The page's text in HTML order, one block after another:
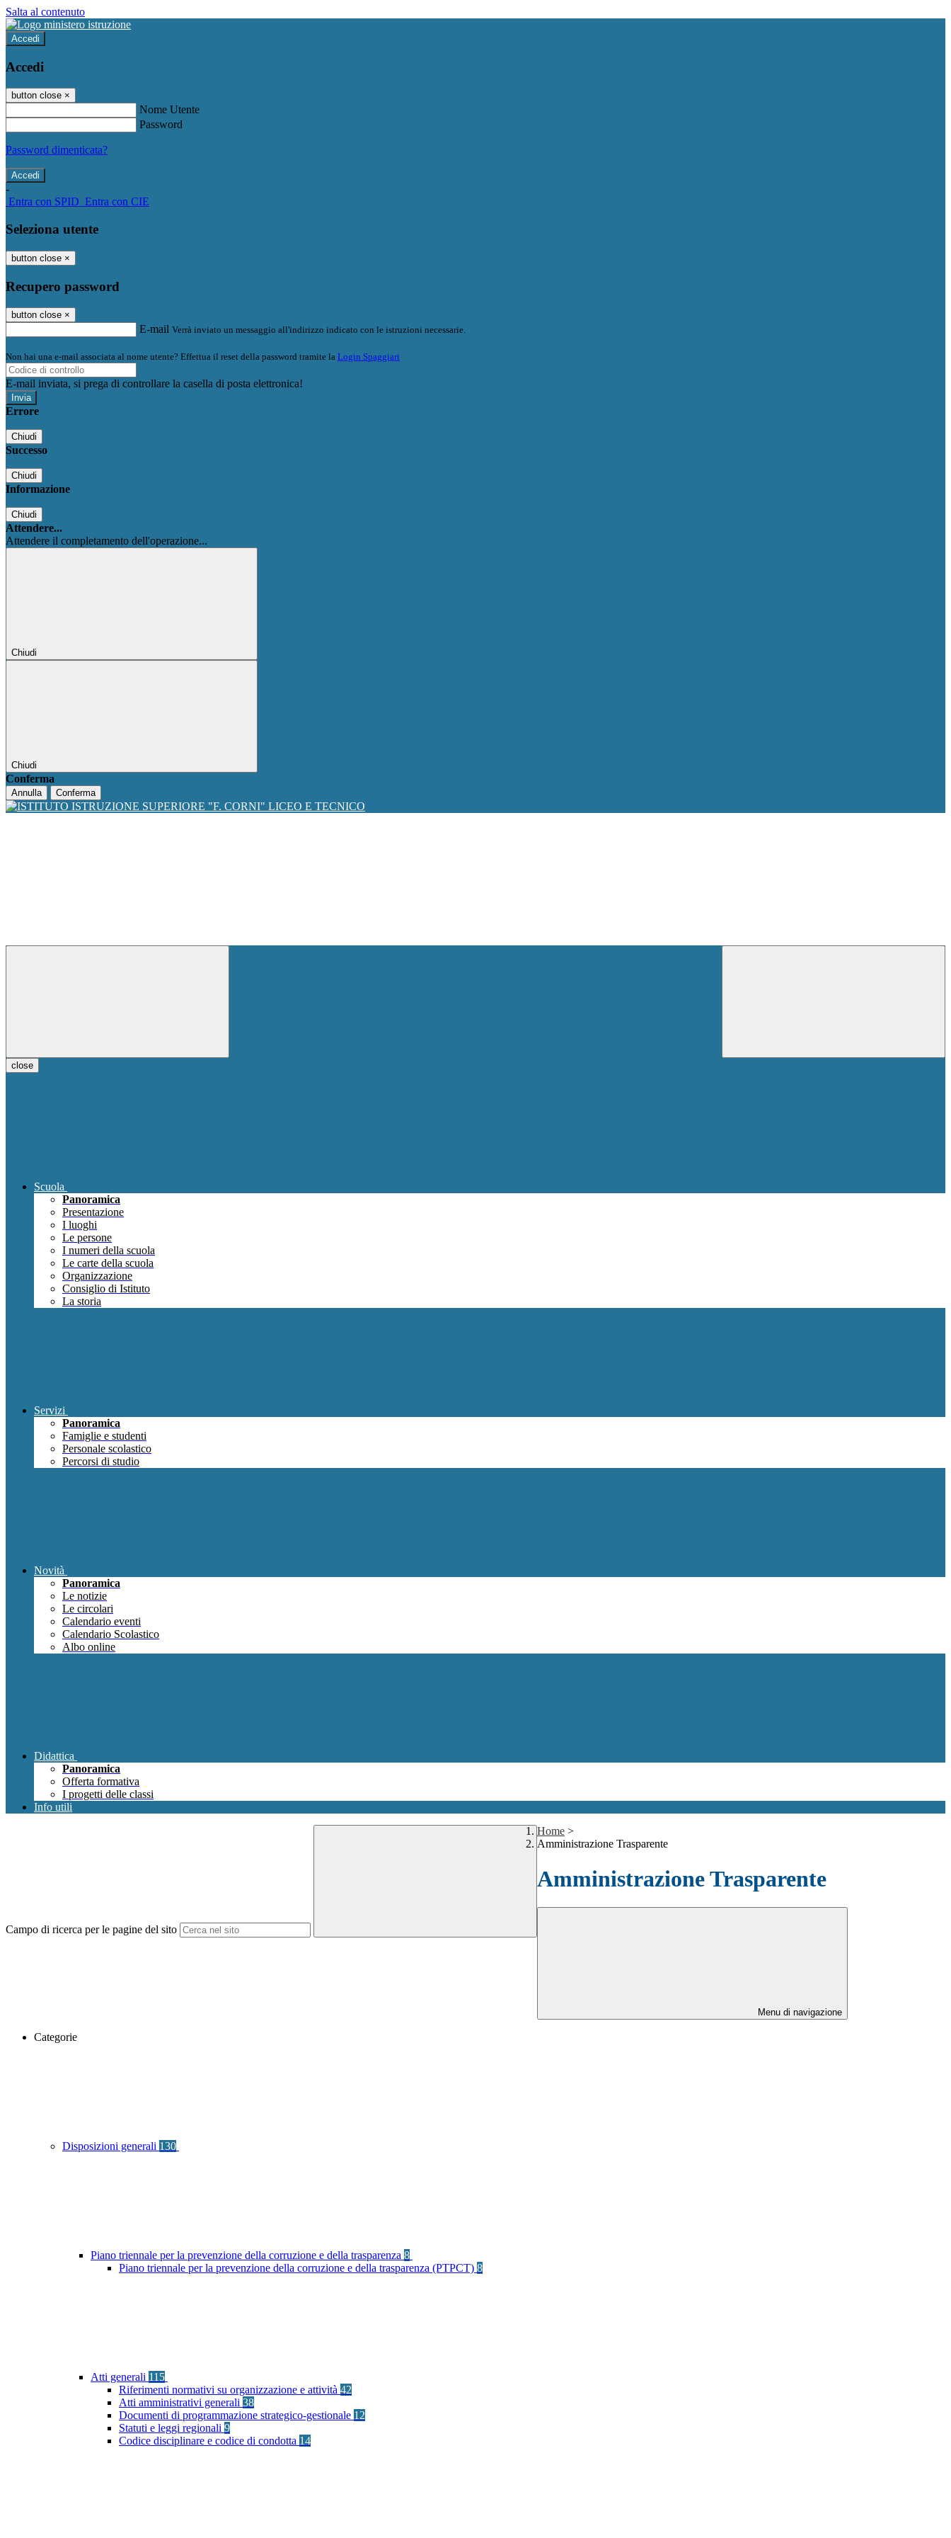
Salta al contenuto
Accedi
Accedi
button close ×
Nome Utente
Password
Password dimenticata?
-
Entra con SPID Entra con CIE
Seleziona utente
button close ×
Recupero password
button close ×
E-mail Verrà inviato un messaggio all'indirizzo indicato con le istruzioni necessarie.
Non hai una e-mail associata al nome utente? Effettua il reset della password tramite la Login Spaggiari
E-mail inviata, si prega di controllare la casella di posta elettronica!
Errore
Chiudi
Successo
Chiudi
Informazione
Chiudi
Attendere...
Attendere il completamento dell'operazione...
Chiudi
Chiudi
Conferma
Annulla Conferma
close
Scuola
Panoramica
Presentazione
I luoghi
Le persone
I numeri della scuola
Le carte della scuola
Organizzazione
Consiglio di Istituto
La storia
Servizi
Panoramica
Famiglie e studenti
Personale scolastico
Percorsi di studio
Novità
Panoramica
Le notizie
Le circolari
Calendario eventi
Calendario Scolastico
Albo online
Didattica
Panoramica
Offerta formativa
I progetti delle classi
Info utili
Campo di ricerca per le pagine del sito
Home >
Amministrazione Trasparente
Amministrazione Trasparente
Menu di navigazione
Categorie
Disposizioni generali 130
Piano triennale per la prevenzione della corruzione e della trasparenza 8
Piano triennale per la prevenzione della corruzione e della trasparenza (PTPCT) 8
Atti generali 115
Riferimenti normativi su organizzazione e attività 42
Atti amministrativi generali 38
Documenti di programmazione strategico-gestionale 12
Statuti e leggi regionali 9
Codice disciplinare e codice di condotta 14